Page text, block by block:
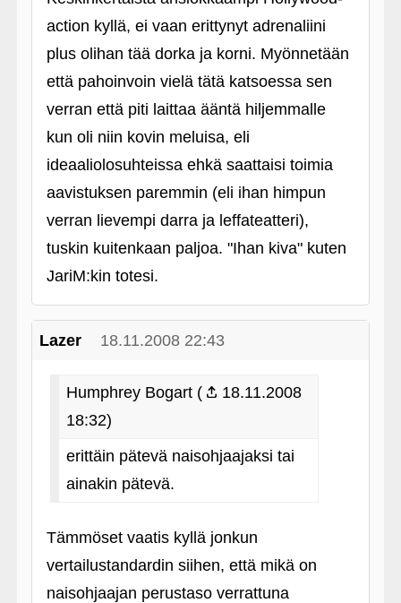
action kyllä, ei vaan erittynyt adrenaliini
plus olihan tää dorka ja korni. Myönnetään
että pahoinvoin vielä tätä katsoessa sen
verran että piti laittaa ääntä hiljemmalle
kun oli niin kovin meluisa, eli
ideaaliolosuhteissa ehkä saattaisi toimia
aavistuksen paremmin (eli ihan himpun
verran lievempi darra ja leffateatteri),
tuskin kuitenkaan paljoa. "Ihan kiva" kuten
JariM:kin totesi.
Lazer 18.11.2008 22:43
Humphrey Bogart (
18.11.2008
18:32)
erittäin pätevä naisohjaajaksi tai
ainakin pätevä.
Tämmöset vaatis kyllä jonkun
vertailustandardin siihen, että mikä on
naisohjaajan perustaso verrattuna